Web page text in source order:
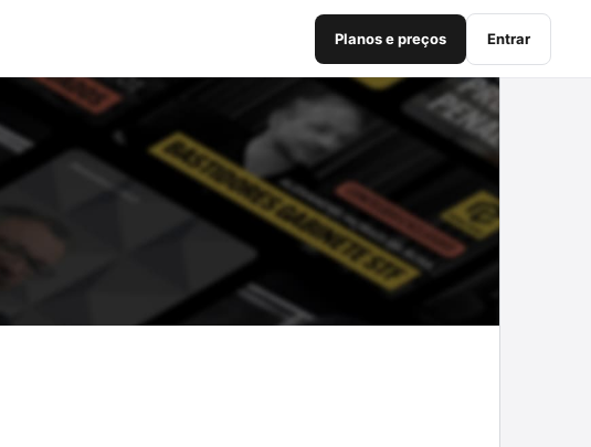
Planos e preços Entrar